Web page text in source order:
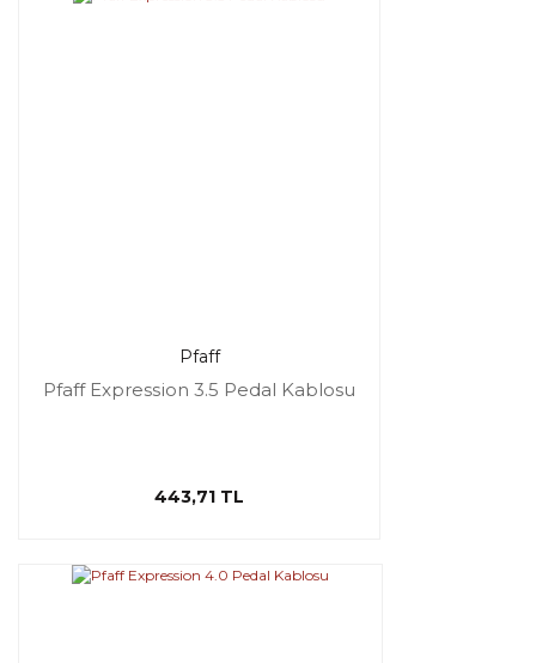
Pfaff
Pfaff Expression 3.5 Pedal Kablosu
443,71 TL